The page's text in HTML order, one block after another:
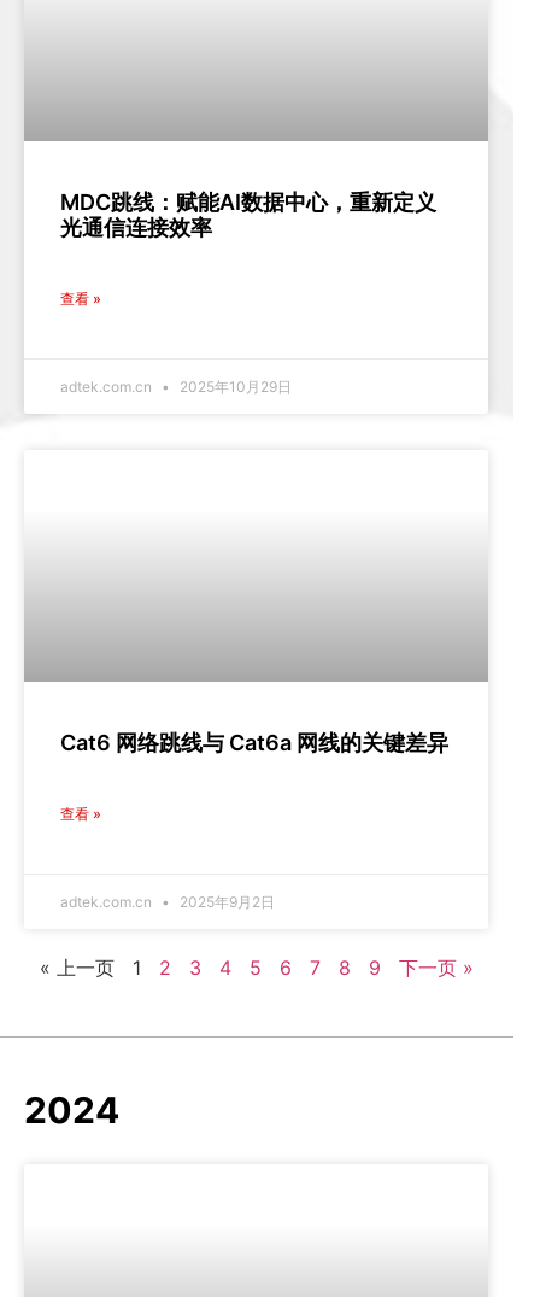
MDC跳线：赋能AI数据中心，重新定义
光通信连接效率
查看 »
adtek.com.cn 2025年10月29日
Cat6 网络跳线与 Cat6a 网线的关键差异
查看 »
adtek.com.cn 2025年9月2日
« 上一页 1 2 3 4 5 6 7 8 9 下一页 »
2024